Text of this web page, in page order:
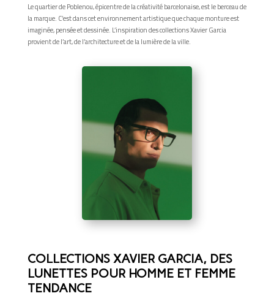
Le quartier de Poblenou, épicentre de la créativité barcelonaise, est le berceau de
la marque. C’est dans cet environnement artistique que chaque monture est
imaginée, pensée et dessinée. L’inspiration des collections Xavier Garcia
provient de l’art, de l’architecture et de la lumière de la ville.
COLLECTIONS XAVIER GARCIA, DES
LUNETTES POUR HOMME ET FEMME
TENDANCE